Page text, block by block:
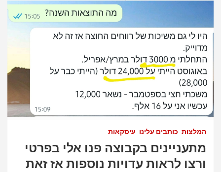
המלצות כותבים עלינו עיסקאות
מתעניינים בקבוצה פנו אלי בפרטי
ורצו לראות עדויות נוספות אז זאת